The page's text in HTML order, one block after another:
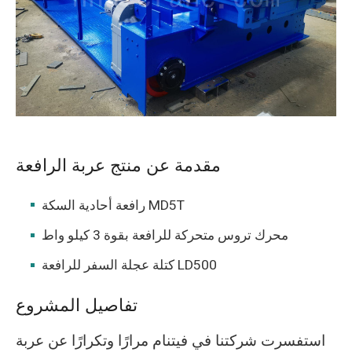
مقدمة عن منتج عربة الرافعة
رافعة أحادية السكة MD5T
محرك تروس متحركة للرافعة بقوة 3 كيلو واط
كتلة عجلة السفر للرافعة LD500
تفاصيل المشروع
استفسرت شركتنا في فيتنام مرارًا وتكرارًا عن عربة
O‘zbekcha